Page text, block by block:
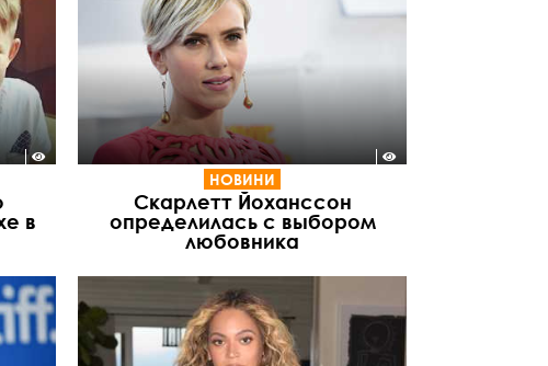
в
НОВИНИ
Скарлетт Йоханссон
определилась с выбором
любовника